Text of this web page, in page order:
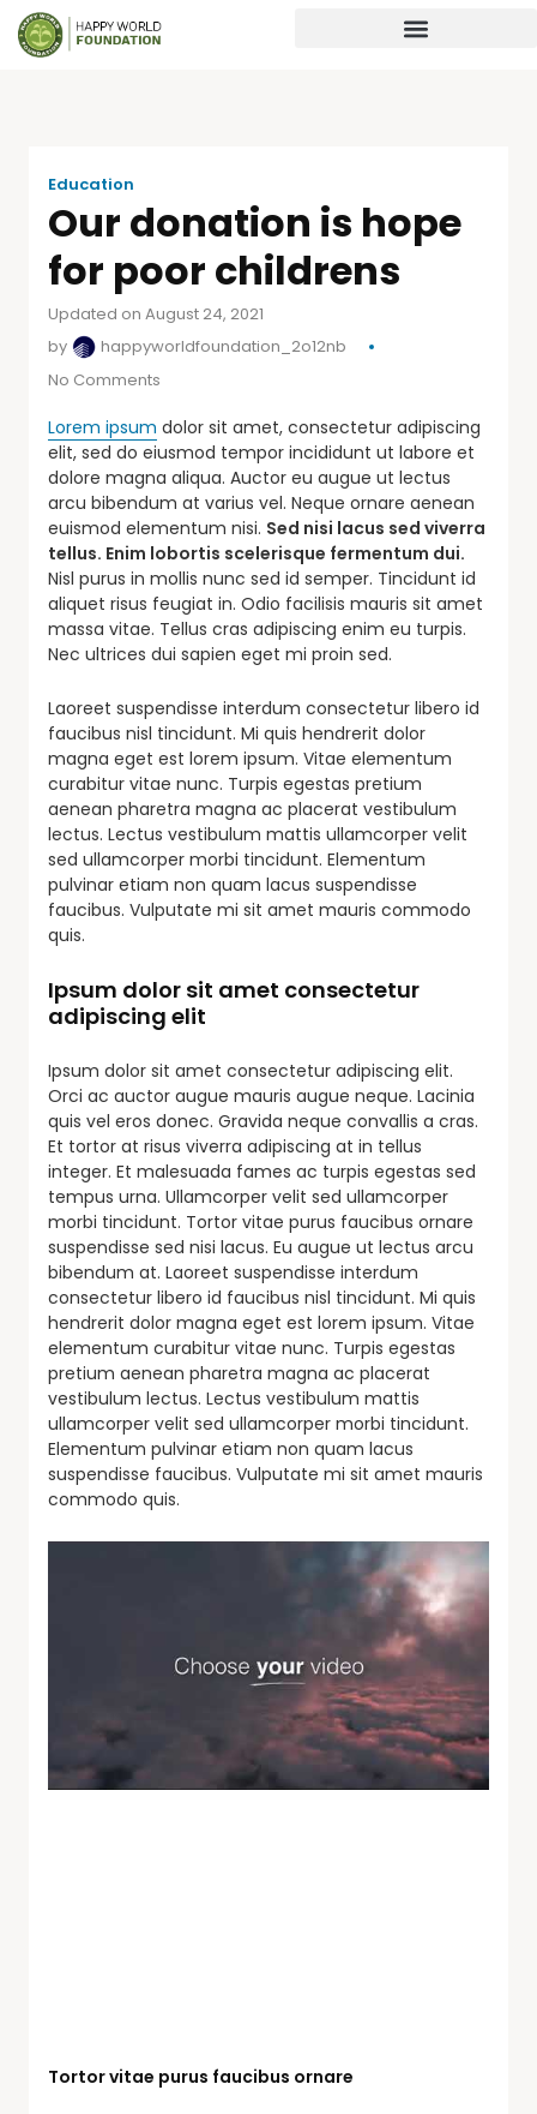
Education
Our donation is hope
for poor childrens
Updated on August 24, 2021
by
happyworldfoundation_2o12nb
No Comments
Lorem ipsum dolor sit amet, consectetur adipiscing
elit, sed do eiusmod tempor incididunt ut labore et
dolore magna aliqua. Auctor eu augue ut lectus
arcu bibendum at varius vel. Neque ornare aenean
euismod elementum nisi. Sed nisi lacus sed viverra
tellus. Enim lobortis scelerisque fermentum dui.
Nisl purus in mollis nunc sed id semper. Tincidunt id
aliquet risus feugiat in. Odio facilisis mauris sit amet
massa vitae. Tellus cras adipiscing enim eu turpis.
Nec ultrices dui sapien eget mi proin sed.
Laoreet suspendisse interdum consectetur libero id
faucibus nisl tincidunt. Mi quis hendrerit dolor
magna eget est lorem ipsum. Vitae elementum
curabitur vitae nunc. Turpis egestas pretium
aenean pharetra magna ac placerat vestibulum
lectus. Lectus vestibulum mattis ullamcorper velit
sed ullamcorper morbi tincidunt. Elementum
pulvinar etiam non quam lacus suspendisse
faucibus. Vulputate mi sit amet mauris commodo
quis.
Ipsum dolor sit amet consectetur
adipiscing elit
Ipsum dolor sit amet consectetur adipiscing elit.
Orci ac auctor augue mauris augue neque. Lacinia
quis vel eros donec. Gravida neque convallis a cras.
Et tortor at risus viverra adipiscing at in tellus
integer. Et malesuada fames ac turpis egestas sed
tempus urna. Ullamcorper velit sed ullamcorper
morbi tincidunt. Tortor vitae purus faucibus ornare
suspendisse sed nisi lacus. Eu augue ut lectus arcu
bibendum at. Laoreet suspendisse interdum
consectetur libero id faucibus nisl tincidunt. Mi quis
hendrerit dolor magna eget est lorem ipsum. Vitae
elementum curabitur vitae nunc. Turpis egestas
pretium aenean pharetra magna ac placerat
vestibulum lectus. Lectus vestibulum mattis
ullamcorper velit sed ullamcorper morbi tincidunt.
Elementum pulvinar etiam non quam lacus
suspendisse faucibus. Vulputate mi sit amet mauris
commodo quis.
Tortor vitae purus faucibus ornare